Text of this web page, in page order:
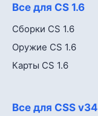
Все для CS 1.6
Сборки CS 1.6
Оружие CS 1.6
Карты CS 1.6
Все для CSS v34